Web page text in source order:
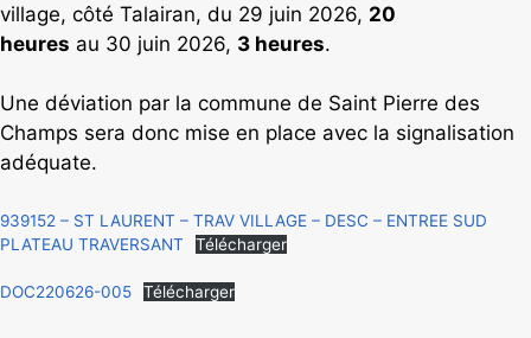
village, côté Talairan, du 29 juin 2026, 20
heures au 30 juin 2026, 3 heures.
Une déviation par la commune de Saint Pierre des
Champs sera donc mise en place avec la signalisation
adéquate.
939152 – ST LAURENT – TRAV VILLAGE – DESC – ENTREE SUD
PLATEAU TRAVERSANT
Télécharger
DOC220626-005 Télécharger